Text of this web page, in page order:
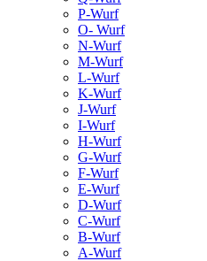
P-Wurf
O- Wurf
N-Wurf
M-Wurf
L-Wurf
K-Wurf
J-Wurf
I-Wurf
H-Wurf
G-Wurf
F-Wurf
E-Wurf
D-Wurf
C-Wurf
B-Wurf
A-Wurf